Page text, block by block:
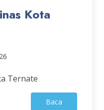
Kota
Ternate
Baca